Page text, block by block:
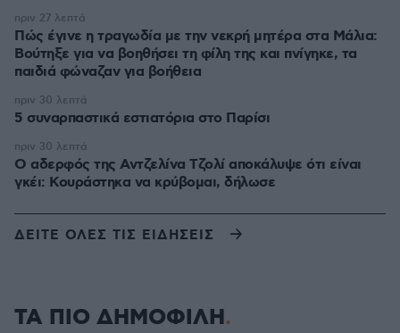
Πώς έγινε η τραγωδία με την νεκρή μητέρα στα Μάλια:
Βούτηξε για να βοηθήσει τη φίλη της και πνίγηκε, τα
παιδιά φώναζαν για βοήθεια
πριν 27 λεπτά
5 συναρπαστικά εστιατόρια στο Παρίσι
πριν 30 λεπτά
Ο αδερφός της Αντζελίνα Τζολί αποκάλυψε ότι είναι
γκέι: Κουράστηκα να κρύβομαι, δήλωσε
πριν 30 λεπτά
ΔΕΙΤΕ ΟΛΕΣ ΤΙΣ ΕΙΔΗΣΕΙΣ
ΤΑ ΠΙΟ ΔΗΜΟΦΙΛΗ